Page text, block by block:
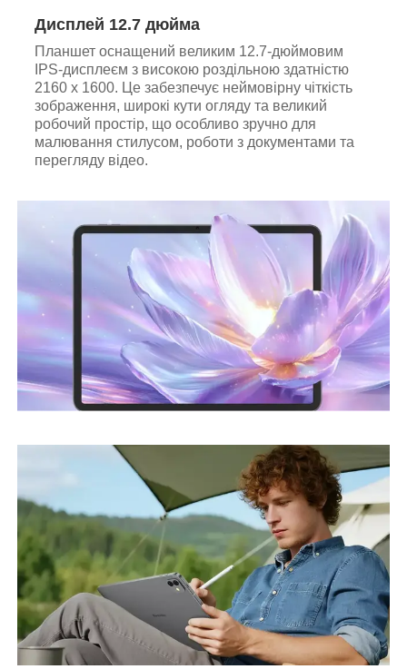
Дисплей 12.7 дюйма
Планшет оснащений великим 12.7-дюймовим
IPS-дисплеєм з високою роздільною здатністю
2160 x 1600. Це забезпечує неймовірну чіткість
зображення, широкі кути огляду та великий
робочий простір, що особливо зручно для
малювання стилусом, роботи з документами та
перегляду відео.